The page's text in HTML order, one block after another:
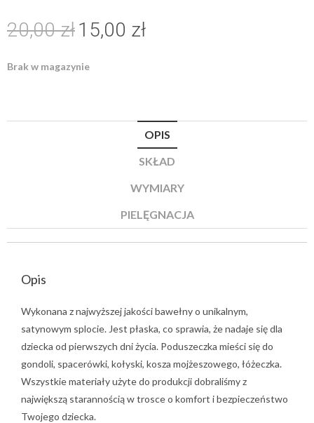
20,00zł15,00 zł
Brak w magazynie
OPIS
SKŁAD
WYMIARY
PIELĘGNACJA
Opis
Wykonana z najwyższej jakości bawełny o unikalnym,
satynowym splocie. Jest płaska, co sprawia, że nadaje się dla
dziecka od pierwszych dni życia. Poduszeczka mieści się do
gondoli, spacerówki, kołyski, kosza mojżeszowego, łóżeczka.
Wszystkie materiały użyte do produkcji dobraliśmy z
największą starannością w trosce o komfort i bezpieczeństwo
Twojego dziecka.